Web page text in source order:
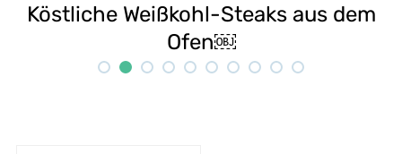
Köstliche Weißkohl-Steaks aus dem
Ofen￼